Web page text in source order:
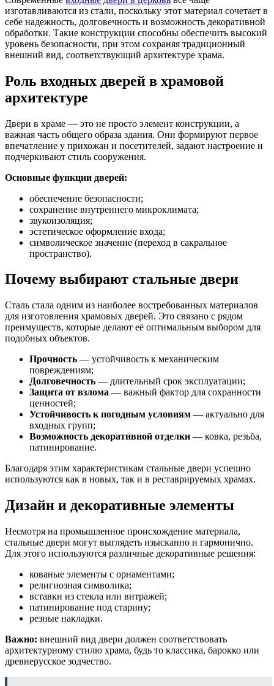
изготавливаются из стали, поскольку этот материал сочетает в
себе надежность, долговечность и возможность декоративной
обработки. Такие конструкции способны обеспечить высокий
уровень безопасности, при этом сохраняя традиционный
внешний вид, соответствующий архитектуре храма.
Роль входных дверей в храмовой
архитектуре
Двери в храме — это не просто элемент конструкции, а
важная часть общего образа здания. Они формируют первое
впечатление у прихожан и посетителей, задают настроение и
подчеркивают стиль сооружения.
Основные функции дверей:
обеспечение безопасности;
сохранение внутреннего микроклимата;
звукоизоляция;
эстетическое оформление входа;
символическое значение (переход в сакральное
пространство).
Почему выбирают стальные двери
Сталь стала одним из наиболее востребованных материалов
для изготовления храмовых дверей. Это связано с рядом
преимуществ, которые делают её оптимальным выбором для
подобных объектов.
Прочность — устойчивость к механическим
повреждениям;
Долговечность — длительный срок эксплуатации;
Защита от взлома — важный фактор для сохранности
ценностей;
Устойчивость к погодным условиям — актуально для
входных групп;
Возможность декоративной отделки — ковка, резьба,
патинирование.
Благодаря этим характеристикам стальные двери успешно
используются как в новых, так и в реставрируемых храмах.
Дизайн и декоративные элементы
Несмотря на промышленное происхождение материала,
стальные двери могут выглядеть изысканно и гармонично.
Для этого используются различные декоративные решения:
кованые элементы с орнаментами;
религиозная символика;
вставки из стекла или витражей;
патинирование под старину;
резные накладки.
Важно: внешний вид двери должен соответствовать
архитектурному стилю храма, будь то классика, барокко или
древнерусское зодчество.